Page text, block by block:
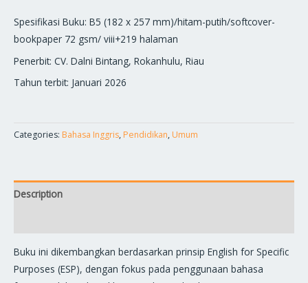
Spesifikasi Buku: B5 (182 x 257 mm)/hitam-putih/softcover-
bookpaper 72 gsm/ viii+219 halaman
Penerbit: CV. Dalni Bintang, Rokanhulu, Riau
Tahun terbit: Januari 2026
Categories: Bahasa Inggris, Pendidikan, Umum
Description
Buku ini dikembangkan berdasarkan prinsip English for Specific
Purposes (ESP), dengan fokus pada penggunaan bahasa